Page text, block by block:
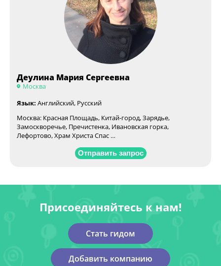
Деулина Мария Сергеевна
Москва
Язык: Английский, Русский
Москва: Красная Площадь, Китай-город, Зарядье,
Замоскворечье, Пречистенка, Ивановская горка,
Лефортово, Храм Христа Спас …
Отправить запрос
Присоединяйтесь к нам!
Стать гидом
Добавить компанию